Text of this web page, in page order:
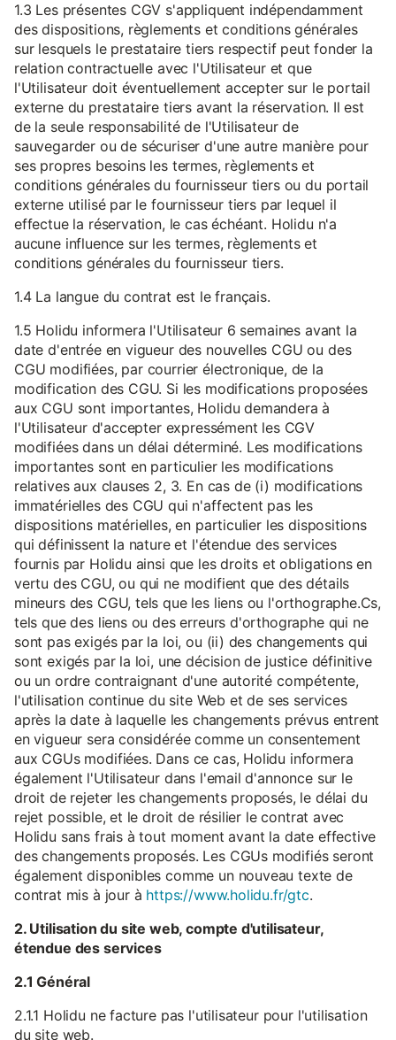
1.3 Les présentes CGV s'appliquent indépendamment
des dispositions, règlements et conditions générales
sur lesquels le prestataire tiers respectif peut fonder la
relation contractuelle avec l'Utilisateur et que
l'Utilisateur doit éventuellement accepter sur le portail
externe du prestataire tiers avant la réservation. Il est
de la seule responsabilité de l'Utilisateur de
sauvegarder ou de sécuriser d'une autre manière pour
ses propres besoins les termes, règlements et
conditions générales du fournisseur tiers ou du portail
externe utilisé par le fournisseur tiers par lequel il
effectue la réservation, le cas échéant. Holidu n'a
aucune influence sur les termes, règlements et
conditions générales du fournisseur tiers.
1.4 La langue du contrat est le français.
1.5 Holidu informera l'Utilisateur 6 semaines avant la
date d'entrée en vigueur des nouvelles CGU ou des
CGU modifiées, par courrier électronique, de la
modification des CGU. Si les modifications proposées
aux CGU sont importantes, Holidu demandera à
l'Utilisateur d'accepter expressément les CGV
modifiées dans un délai déterminé. Les modifications
importantes sont en particulier les modifications
relatives aux clauses 2, 3. En cas de (i) modifications
immatérielles des CGU qui n'affectent pas les
dispositions matérielles, en particulier les dispositions
qui définissent la nature et l'étendue des services
fournis par Holidu ainsi que les droits et obligations en
vertu des CGU, ou qui ne modifient que des détails
mineurs des CGU, tels que les liens ou l'orthographe.Cs,
tels que des liens ou des erreurs d'orthographe qui ne
sont pas exigés par la loi, ou (ii) des changements qui
sont exigés par la loi, une décision de justice définitive
ou un ordre contraignant d'une autorité compétente,
l'utilisation continue du site Web et de ses services
après la date à laquelle les changements prévus entrent
en vigueur sera considérée comme un consentement
aux CGUs modifiées. Dans ce cas, Holidu informera
également l'Utilisateur dans l'email d'annonce sur le
droit de rejeter les changements proposés, le délai du
rejet possible, et le droit de résilier le contrat avec
Holidu sans frais à tout moment avant la date effective
des changements proposés. Les CGUs modifiés seront
également disponibles comme un nouveau texte de
contrat mis à jour à https://www.holidu.fr/gtc.
2. Utilisation du site web, compte d'utilisateur,
étendue des services
2.1 Général
2.1.1 Holidu ne facture pas l'utilisateur pour l'utilisation
du site web.